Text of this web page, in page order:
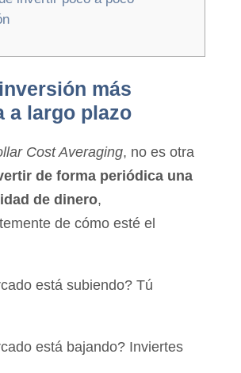
más
a largo plazo
Cost Averaging, no es otra
de forma periódica una
de dinero,
de cómo esté el
está subiendo? Tú
está bajando? Inviertes